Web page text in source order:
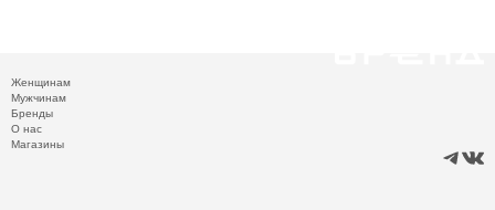
Женщинам
Мужчинам
Бренды
О нас
Магазины